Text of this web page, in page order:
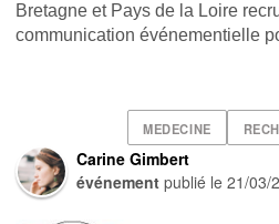
Bretagne et Pays de la Loire
communication événementielle
MEDECINE
Carine Gimbert
événement publié le21/03/